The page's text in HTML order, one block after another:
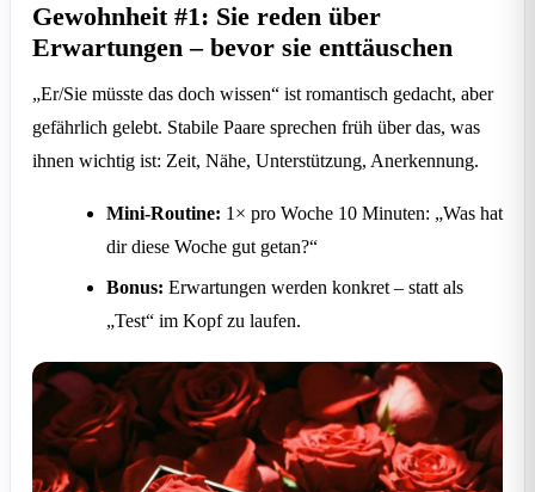
Gewohnheit #1: Sie reden über
Erwartungen – bevor sie enttäuschen
„Er/Sie müsste das doch wissen“ ist romantisch gedacht, aber
gefährlich gelebt. Stabile Paare sprechen früh über das, was
ihnen wichtig ist: Zeit, Nähe, Unterstützung, Anerkennung.
Mini-Routine: 1× pro Woche 10 Minuten: „Was hat
dir diese Woche gut getan?“
Bonus: Erwartungen werden konkret – statt als
„Test“ im Kopf zu laufen.